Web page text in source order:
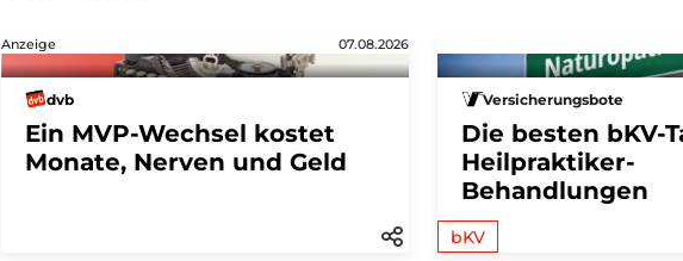
Anzeige 07.08.2026
dvb
Ein MVP-Wechsel kostet
Monate, Nerven und Geld
Versicherungsbote
Die besten bKV-
Heilpraktiker-
Behandlungen
bKV